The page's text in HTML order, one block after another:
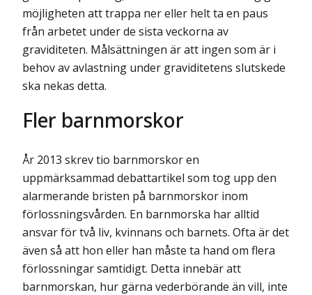
möjligheten att trappa ner eller helt ta en paus
från arbetet under de sista veckorna av
graviditeten. Målsättningen är att ingen som är i
behov av avlastning under graviditetens slutskede
ska nekas detta.
Fler barnmorskor
År 2013 skrev tio barnmorskor en
uppmärksammad debattartikel som tog upp den
alarmerande bristen på barnmorskor inom
förlossningsvården. En barnmorska har alltid
ansvar för två liv, kvinnans och barnets. Ofta är det
även så att hon eller han måste ta hand om flera
förlossningar samtidigt. Detta innebär att
barnmorskan, hur gärna vederbörande än vill, inte